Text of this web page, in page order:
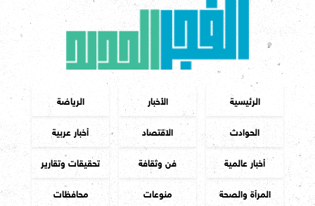
الرئيسية الأخبار
الرياضة
الحوادث
الاقتصاد
أخبار عربية
أخبار عالمية
فن وثقافة
تحقيقات وتقارير
المرأة والصحة
منوعات محافظات